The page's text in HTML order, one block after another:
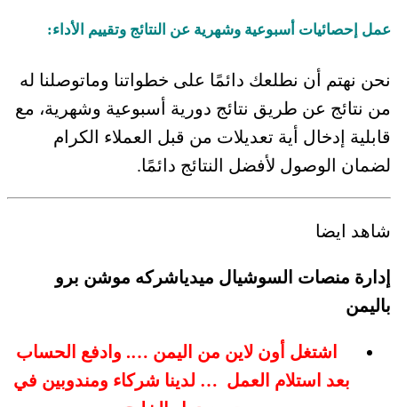
عمل إحصائيات أسبوعية وشهرية عن النتائج وتقييم الأداء:
نحن نهتم أن نطلعك دائمًا على خطواتنا وماتوصلنا له
من نتائج عن طريق نتائج دورية أسبوعية وشهرية، مع
قابلية إدخال أية تعديلات من قبل العملاء الكرام
لضمان الوصول لأفضل النتائج دائمًا.
شاهد ايضا
إدارة منصات السوشيال ميدياشركه موشن برو
باليمن
اشتغل أون لاين من اليمن …. وادفع الحساب
بعد استلام العمل … لدينا شركاء ومندوبين في